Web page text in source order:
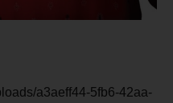
a3aeff44-5fb6-42aa-